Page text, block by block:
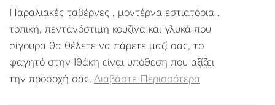
Παραλιακές ταβέρνες , μοντέρνα εστιατόρια ,
τοπική, πεντανόστιμη κουζίνα και γλυκά που
σίγουρα θα θέλετε να πάρετε μαζί σας, το
φαγητό στην Ιθάκη είναι υπόθεση που αξίζει
την προσοχή σας. Διαβάστε Περισσότερα